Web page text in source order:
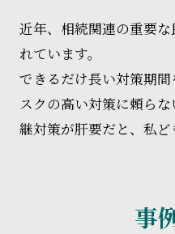
近年、相続関連の重要
れています。
できるだけ長い対策期
スクの高い対策に頼ら
継対策が肝要だと、私ど
事